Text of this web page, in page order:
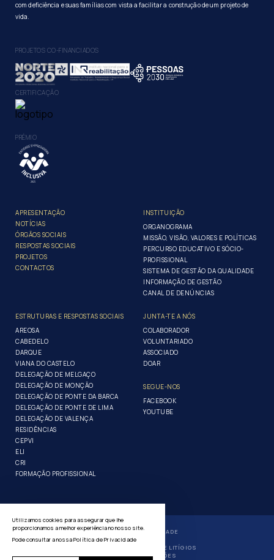
com deficiência e suas famílias com vista a facilitar a construção de um projeto de
vida.
PROJETOS CO-FINANCIADOS
CERTIFICAÇÃO
PRÉMIO
APRESENTAÇÃO
NOTÍCIAS
ÓRGÃOS SOCIAIS
RESPOSTAS SOCIAIS
PROJETOS
CONTACTOS
INSTITUIÇÃO
ORGANOGRAMA
MISSÃO, VISÃO, VALORES E POLÍTICAS
PERCURSO EDUCATIVO E SÓCIO-
PROFISSIONAL
SISTEMA DE GESTÃO DA QUALIDADE
INFORMAÇÃO DE GESTÃO
CANAL DE DENÚNCIAS
ESTRUTURAS E RESPOSTAS SOCIAIS
AREOSA
CABEDELO
DARQUE
VIANA DO CASTELO
DELEGAÇÃO DE MELGAÇO
DELEGAÇÃO DE MONÇÃO
DELEGAÇÃO DE PONTE DA BARCA
DELEGAÇÃO DE PONTE DE LIMA
DELEGAÇÃO DE VALENÇA
RESIDÊNCIAS
CEPVI
ELI
CRI
FORMAÇÃO PROFISSIONAL
JUNTA-TE A NÓS
COLABORADOR
VOLUNTARIADO
ASSOCIADO
DOAR
SEGUE-NOS
FACEBOOK
YOUTUBE
POLÍTICA DE PRIVACIDADE
GERIR COOKIES
RESOLUÇÃO ALTERNATIVA DE LITÍGIOS
LIVRO DE RECLAMAÇÕES
Utilizamos cookies para assegurar que lhe
proporcionamos a melhor experiência no nosso site.
Pode consultar a nossaPolítica de Privacidade